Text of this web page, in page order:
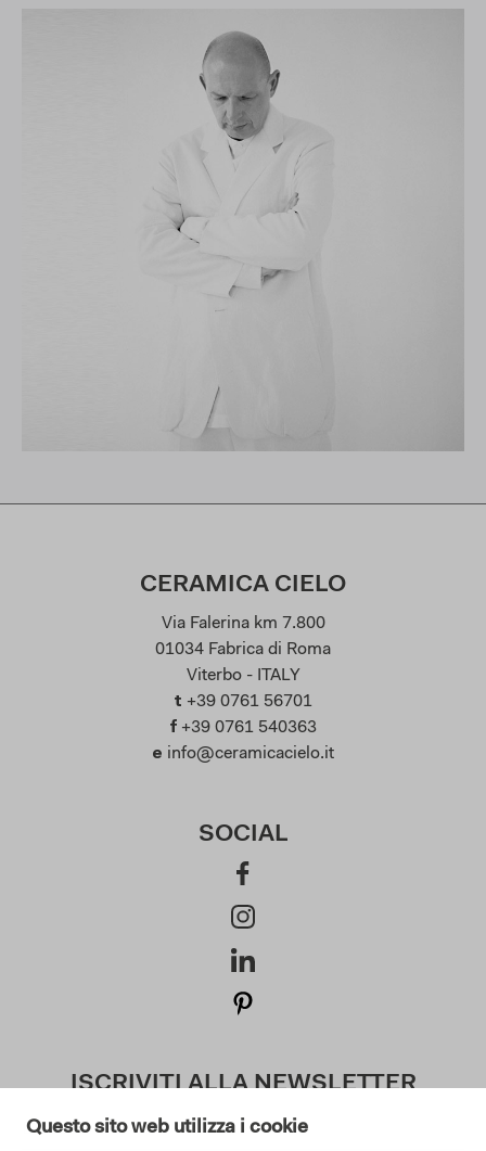
Questo sito web utilizza i cookie
CERAMICA CIELO
Via Falerina km 7.800
01034 Fabrica di Roma
Viterbo - ITALY
t +39 0761 56701
f +39 0761 540363
e info@ceramicacielo.it
SOCIAL
ISCRIVITI ALLA NEWSLETTER